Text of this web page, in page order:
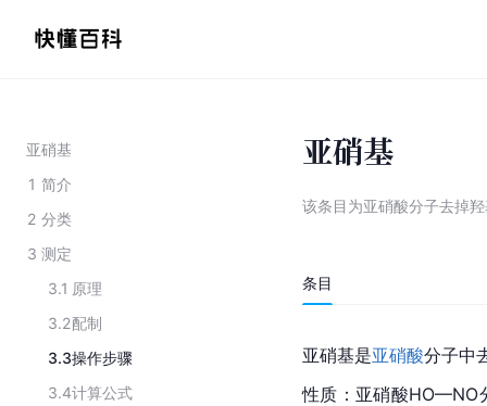
亚硝基
1 简介
2 分类
3 测定
3.1 原理
3.2配制
3.3操作步骤
3.4计算公式
亚硝基
该条目为亚硝酸分子去掉
条目
亚硝基是亚硝酸分子中
性质：亚硝酸HO—NO